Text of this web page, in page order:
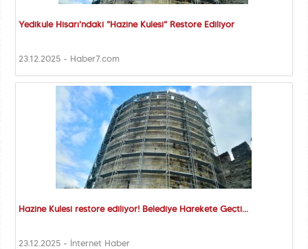
Yedikule Hisarı'ndaki "Hazine Kulesi" Restore Ediliyor
23.12.2025 - Haber7.com
Hazine Kulesi restore ediliyor! Belediye Harekete Geçti...
23.12.2025 - İnternet Haber